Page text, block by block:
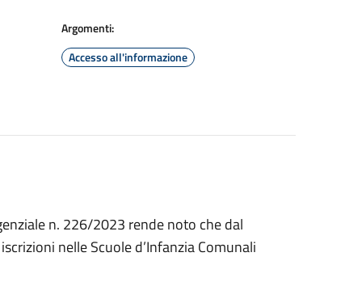
Argomenti:
Accesso all'informazione
n. 226/2023 rende noto che dal
nelle Scuole d’Infanzia Comunali